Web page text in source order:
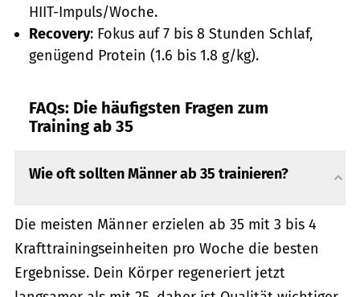
HIIT-Impuls/Woche.
Recovery: Fokus auf 7 bis 8 Stunden Schlaf,
genügend Protein (1.6 bis 1.8 g/kg).
FAQs: Die häufigsten Fragen zum
Training ab 35
Wie oft sollten Männer ab 35 trainieren?
Die meisten Männer erzielen ab 35 mit 3 bis 4
Krafttrainingseinheiten pro Woche die besten
Ergebnisse. Dein Körper regeneriert jetzt